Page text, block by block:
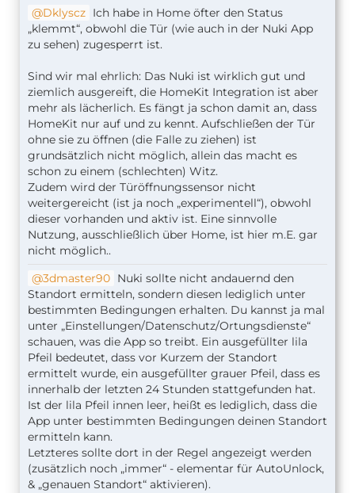
Dklyscz Ich habe in Home öfter den Status
„klemmt“, obwohl die Tür (wie auch in der Nuki App
zu sehen) zugesperrt ist.
Sind wir mal ehrlich: Das Nuki ist wirklich gut und
ziemlich ausgereift, die HomeKit Integration ist aber
mehr als lächerlich. Es fängt ja schon damit an, dass
HomeKit nur auf und zu kennt. Aufschließen der Tür
ohne sie zu öffnen (die Falle zu ziehen) ist
grundsätzlich nicht möglich, allein das macht es
schon zu einem (schlechten) Witz.
Zudem wird der Türöffnungssensor nicht
weitergereicht (ist ja noch „experimentell“), obwohl
dieser vorhanden und aktiv ist. Eine sinnvolle
Nutzung, ausschließlich über Home, ist hier m.E. gar
nicht möglich..
3dmaster90 Nuki sollte nicht andauernd den
Standort ermitteln, sondern diesen lediglich unter
bestimmten Bedingungen erhalten. Du kannst ja mal
unter „Einstellungen/Datenschutz/Ortungsdienste“
schauen, was die App so treibt. Ein ausgefüllter lila
Pfeil bedeutet, dass vor Kurzem der Standort
ermittelt wurde, ein ausgefüllter grauer Pfeil, dass es
innerhalb der letzten 24 Stunden stattgefunden hat.
Ist der lila Pfeil innen leer, heißt es lediglich, dass die
App unter bestimmten Bedingungen deinen Standort
ermitteln kann.
Letzteres sollte dort in der Regel angezeigt werden
(zusätzlich noch „immer“ - elementar für AutoUnlock,
& „genauen Standort“ aktivieren).